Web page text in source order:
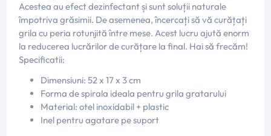
Acestea au efect dezinfectant și sunt soluții naturale
împotriva grăsimii. De asemenea, încercați să vă curățați
grila cu peria rotunjită între mese. Acest lucru ajută enorm
la reducerea lucrărilor de curățare la final. Hai să frecăm!
Specificatii:
Dimensiuni: 52 x 17 x 3 cm
Forma de spirala ideala pentru grila gratarului
Material: otel inoxidabil + plastic
Inel pentru agatare pe suport